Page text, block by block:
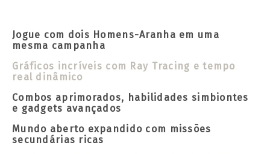
Jogue com dois Homens-Aranha em uma
mesma campanha
Gráficos incríveis com Ray Tracing e tempo
real dinâmico
Combos aprimorados, habilidades simbiontes
e gadgets avançados
Mundo aberto expandido com missões
secundárias ricas